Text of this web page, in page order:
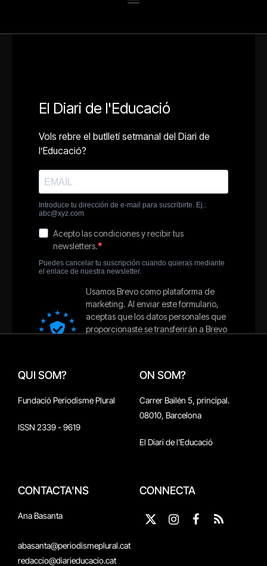
QUI SOM?
Fundació Periodisme Plural
ISSN 2339 - 9619
ON SOM?
Carrer Bailén 5, principal.
08010, Barcelona
El Diari de l'Educació
CONTACTA'NS
Ana Basanta
abasanta@periodismeplural.cat
redaccio@diarieducacio.cat
CONNECTA
X
Instagram
Facebook
RSS